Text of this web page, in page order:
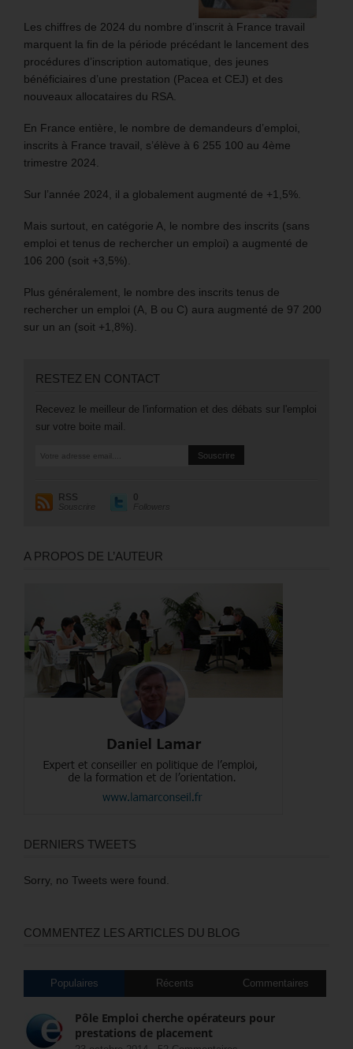
Les chiffres de 2024 du nombre d’inscrit à France travail
marquent la fin de la période précédant le lancement des
procédures d’inscription automatique, des jeunes
bénéficiaires d’une prestation (Pacea et CEJ) et des
nouveaux allocataires du RSA.
En France entière, le nombre de demandeurs d’emploi,
inscrits à France travail, s’élève à 6 255 100 au 4ème
trimestre 2024.
Sur l’année 2024, il a globalement augmenté de +1,5%.
Mais surtout, en catégorie A, le nombre des inscrits (sans
emploi et tenus de rechercher un emploi) a augmenté de
106 200 (soit +3,5%).
Plus généralement, le nombre des inscrits tenus de
rechercher un emploi (A, B ou C) aura augmenté de 97 200
sur un an (soit +1,8%).
RESTEZ EN CONTACT
Recevez le meilleur de l'information et des débats sur l'emploi
sur votre boite mail.
RSS
Souscrire
0
Followers
A PROPOS DE L’AUTEUR
DERNIERS TWEETS
Sorry, no Tweets were found.
COMMENTEZ LES ARTICLES DU BLOG
Populaires Récents Commentaires
Pôle Emploi cherche opérateurs pour
prestations de placement